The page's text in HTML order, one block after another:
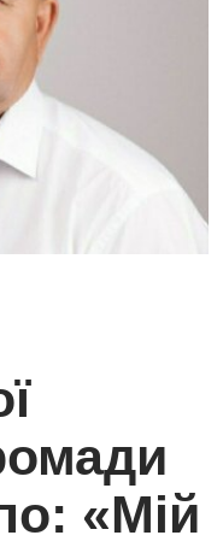
«Мій